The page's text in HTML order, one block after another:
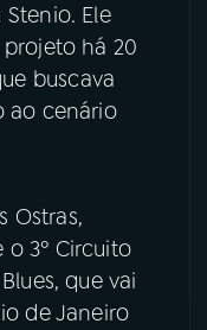
Ele
há 20
buscava
ao cenário
Ostras,
3º Circuito
que vai
de Janeiro